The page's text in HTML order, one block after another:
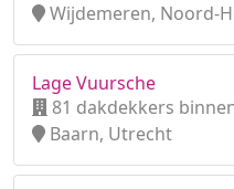
Wijdemeren, Noord-
Lage Vuursche
81 dakdekkers
Baarn, Utrecht